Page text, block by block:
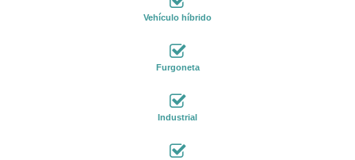
Vehículo híbrido
Furgoneta
Industrial